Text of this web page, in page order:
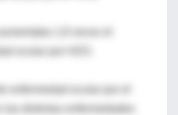
ocular por HZO.
enfermedad ocular por el
las distintas enfermedades